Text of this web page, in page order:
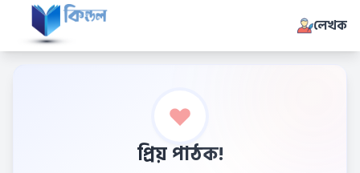
লেখক
প্রিয় পাঠক!